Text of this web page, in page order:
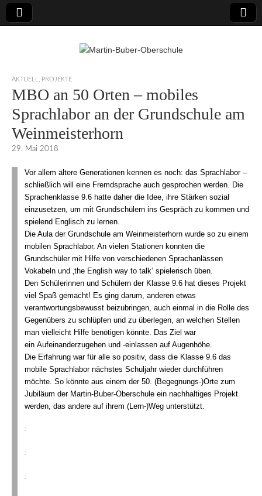
Martin-Buber-
Oberschule
AKTUELL PROJEKTE
MBO an 50 Orten – mobiles
Sprachlabor an der Grundschule am
Weinmeisterhorn
29. Mai 2018
Vor allem ältere Generationen kennen es noch: das Sprachlabor –
schließlich will eine Fremdsprache auch gesprochen werden. Die
Sprachenklasse 9.6 hatte daher die Idee, ihre Stärken sozial
einzusetzen, um mit Grundschülern ins Gespräch zu kommen und
spielend Englisch zu lernen.
Die Aula der Grundschule am Weinmeisterhorn wurde so zu einem
mobilen Sprachlabor. An vielen Stationen konnten die
Grundschüler mit Hilfe von verschiedenen Sprachanlässen
Vokabeln und ‚the English way to talk‘ spielerisch üben.
Den Schülerinnen und Schülern der Klasse 9.6 hat dieses Projekt
viel Spaß gemacht! Es ging darum, anderen etwas
verantwortungsbewusst beizubringen, auch einmal in die Rolle des
Gegenübers zu schlüpfen und zu überlegen, an welchen Stellen
man vielleicht Hilfe benötigen könnte. Das Ziel war
ein Aufeinanderzugehen und -einlassen auf Augenhöhe.
Die Erfahrung war für alle so positiv, dass die Klasse 9.6 das
mobile Sprachlabor nächstes Schuljahr wieder durchführen
möchte. So könnte aus einem der 50. (Begegnungs-)Orte zum
Jubiläum der Martin-Buber-Oberschule ein nachhaltiges Projekt
werden, das andere auf ihrem (Lern-)Weg unterstützt.